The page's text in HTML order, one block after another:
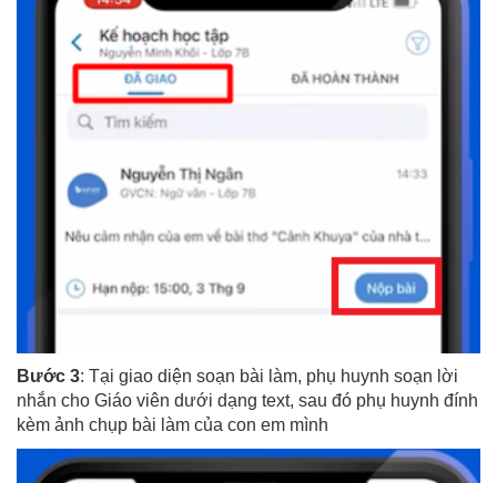
Bước 3: Tại giao diện soạn bài làm, phụ huynh soạn lời
nhắn cho Giáo viên dưới dạng text, sau đó phụ huynh đính
kèm ảnh chụp bài làm của con em mình